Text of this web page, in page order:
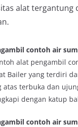
alat tergantung
contoh air
alat pengambil
Bailer yang terdiri
atas terbuka dan
dengan katup
contoh air